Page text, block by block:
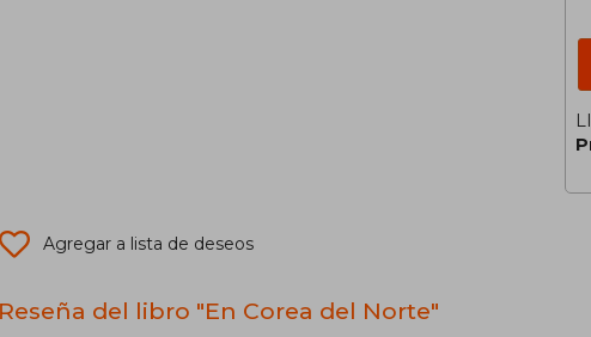
Agregar a lista de deseos
Reseña del libro "En Corea del Norte"